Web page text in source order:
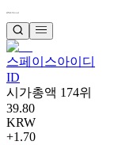
스페이스아이디
ID
시가총액 174위
39.80
KRW
+1.70